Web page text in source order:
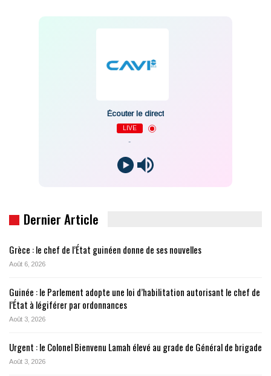
Écouter le direct
LIVE
Dernier Article
Grèce : le chef de l’État guinéen donne de ses nouvelles
Août 6, 2026
Guinée : le Parlement adopte une loi d’habilitation autorisant le chef de
l’État à légiférer par ordonnances
Août 3, 2026
Urgent : le Colonel Bienvenu Lamah élevé au grade de Général de brigade
Août 3, 2026